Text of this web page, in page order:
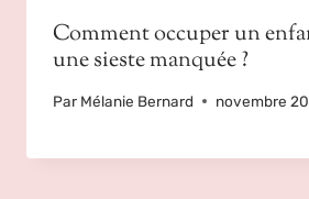
Comment occuper un
une sieste manquée ?
Par Mélanie Bernard novembre